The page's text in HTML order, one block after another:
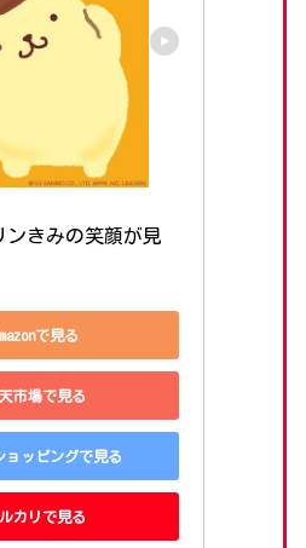
ンきみの笑顔が見
で見る
市場で見る
ョッピングで見る
カリで見る